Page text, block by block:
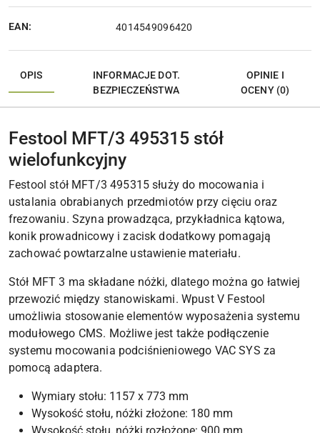
EAN: 4014549096420
OPIS
INFORMACJE DOT.
BEZPIECZEŃSTWA
OPINIE I
OCENY (0)
Festool MFT/3 495315 stół
wielofunkcyjny
Festool stół MFT/3 495315 służy do mocowania i
ustalania obrabianych przedmiotów przy cięciu oraz
frezowaniu. Szyna prowadząca, przykładnica kątowa,
konik prowadnicowy i zacisk dodatkowy pomagają
zachować powtarzalne ustawienie materiału.
Stół MFT 3 ma składane nóżki, dlatego można go łatwiej
przewozić między stanowiskami. Wpust V Festool
umożliwia stosowanie elementów wyposażenia systemu
modułowego CMS. Możliwe jest także podłączenie
systemu mocowania podciśnieniowego VAC SYS za
pomocą adaptera.
Wymiary stołu: 1157 x 773 mm
Wysokość stołu, nóżki złożone: 180 mm